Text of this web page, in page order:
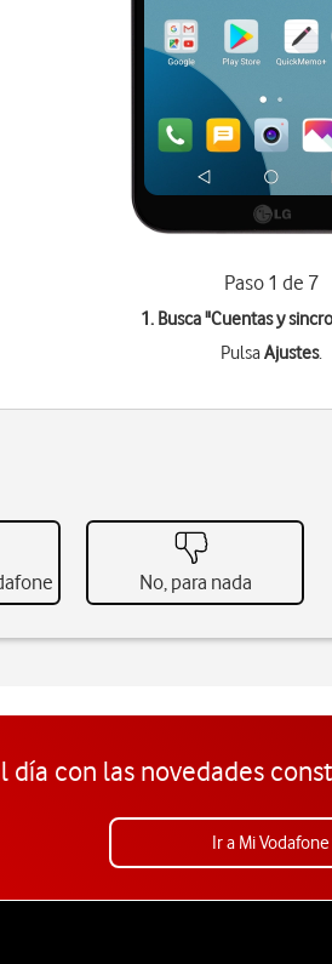
Paso 1 de 7
1. Busca "Cuentas y
PulsaAjustes.
No, para nada
día con las novedades
Ir a Mi Vodafone